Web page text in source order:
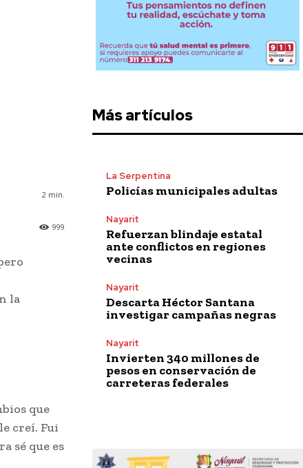
2 min.
999
la
que
creí. Fui
sé que es
Más artículos
La Serpentina
Policías municipales adultas
Nayarit
Refuerzan blindaje estatal
ante conflictos en regiones
vecinas
Nayarit
Descarta Héctor Santana
investigar campañas negras
Nayarit
Invierten 340 millones de
pesos en conservación de
carreteras federales